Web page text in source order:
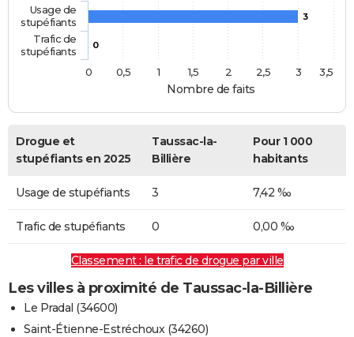
Nombre de faits
3
0
Usage de
stupéfiants
Trafic de
stupéfiants
0
0,5 1 1,5 2 2,5 3 3,5
Drogue et
stupéfiants en 2025
Taussac-la-
Billière
Pour 1 000
habitants
Usage de stupéfiants 3 7,42 ‰
Trafic de stupéfiants 0 0,00 ‰
Classement : le trafic de drogue par ville
Les villes à proximité de Taussac-la-Billière
Le Pradal (34600)
Saint-Étienne-Estréchoux (34260)